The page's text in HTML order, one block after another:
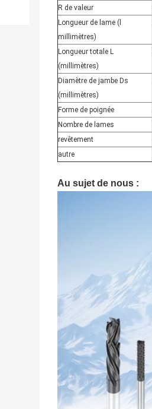
R de valeur
Longueur de lame (l
millimètres)
Longueur totale L
(millimètres)
Diamètre de jambe Ds
(millimètres)
Forme de poignée
Nombre de lames
revêtement
autre
Au sujet de nous :